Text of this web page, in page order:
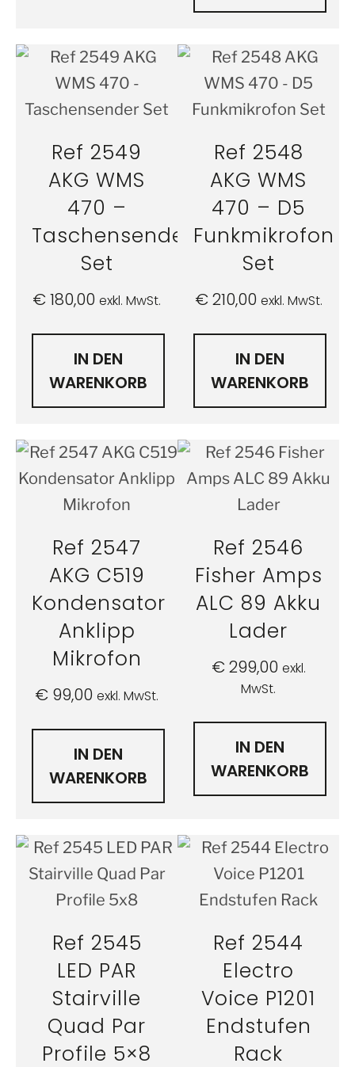
Ref 2549
AKG WMS
470 –
Taschensender
Set
€180,00 exkl. MwSt.
IN DEN
WARENKORB
Ref 2548
AKG WMS
470 – D5
Funkmikrofon
Set
€210,00 exkl. MwSt.
IN DEN
WARENKORB
Ref 2547
AKG C519
Kondensator
Anklipp
Mikrofon
€ 99,00 exkl. MwSt.
IN DEN
WARENKORB
Ref 2546
Fisher Amps
ALC 89 Akku
Lader
€299,00 exkl.
MwSt.
IN DEN
WARENKORB
Ref 2545
LED PAR
Stairville
Quad Par
Profile 5×8
Ref 2544
Electro
Voice P1201
Endstufen
Rack